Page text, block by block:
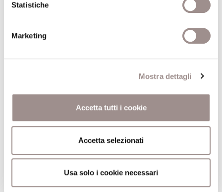
Statistiche
Marketing
Mostra dettagli
Accetta tutti i cookie
Accetta selezionati
Usa solo i cookie necessari
Autore
Anno recensione 2013
Recensito daGiovanni Cerro
Utopia
Storia e teoria di un'esperienza filosofica e politica
Editoreil Mulino